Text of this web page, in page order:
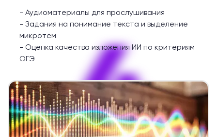
4
- Аудиоматериалы для прослушивания
- Задания на понимание текста и выделение
микротем
- Оценка качества изложения ИИ по критериям
ОГЭ